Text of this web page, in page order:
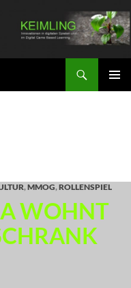
,MMOG,ROLLENSPIEL
WOHNT